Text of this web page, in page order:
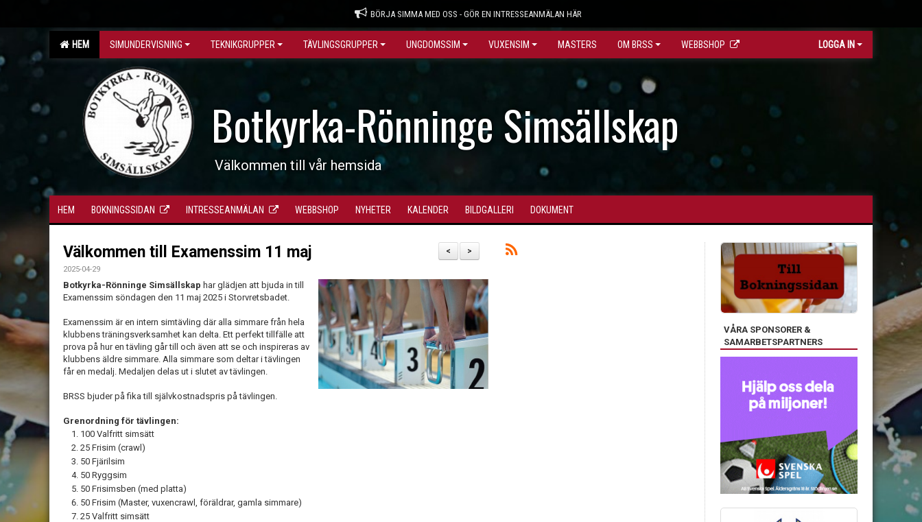
BÖRJA SIMMA MED OSS - GÖR EN INTRESSEANMÄLAN HÄR
HEM SIMUNDERVISNING TEKNIKGRUPPER TÄVLINGSGRUPPER UNGDOMSSIM VUXENSIM MASTERS OM BRSS WEBBSHOP LOGGA IN
Botkyrka-Rönninge Simsällskap
Välkommen till vår hemsida
HEM BOKNINGSSIDAN INTRESSEANMÄLAN WEBBSHOP NYHETER KALENDER BILDGALLERI DOKUMENT
>
<
Välkommen till Examenssim 11 maj
2025-04-29
Botkyrka-Rönninge Simsällskap har glädjen att bjuda in till
Examenssim söndagen den 11 maj 2025 i Storvretsbadet.
Examenssim är en intern simtävling där alla simmare från hela
klubbens träningsverksamhet kan delta. Ett perfekt tillfälle att
prova på hur en tävling går till och även att se och inspireras av
klubbens äldre simmare. Alla simmare som deltar i tävlingen
får en medalj. Medaljen delas ut i slutet av tävlingen.
BRSS bjuder på fika till självkostnadspris på tävlingen.
Grenordning för tävlingen:
100 Valfritt simsätt
25 Frisim (crawl)
50 Fjärilsim
50 Ryggsim
50 Frisimsben (med platta)
50 Frisim (Master, vuxencrawl, föräldrar, gamla simmare)
25 Valfritt simsätt
VÅRA SPONSORER &
SAMARBETSPARTNERS